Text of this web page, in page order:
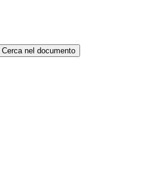
Cerca nel documento